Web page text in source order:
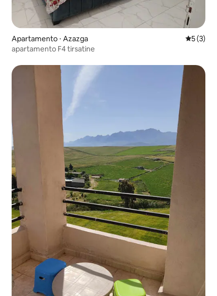
Apartamento ⋅ Azazga 5 de
5 (3)
apartamento F4 tirsatine